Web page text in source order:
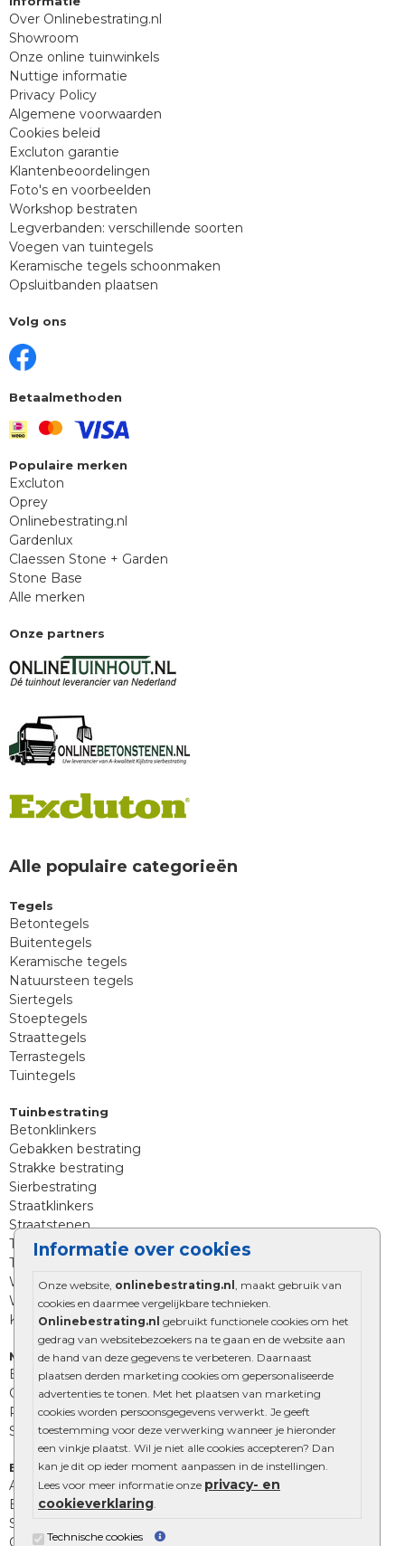
Informatie over cookies
Onze website, onlinebestrating.nl
, maakt gebruik van
cookies en daarmee vergelijkbare technieken.
Onlinebestrating.nl gebruikt functionele cookies om het
gedrag van websitebezoekers na te gaan en de website aan
de hand van deze gegevens te verbeteren. Daarnaast
plaatsen derden marketing cookies om gepersonaliseerde
advertenties te tonen. Met het plaatsen van marketing
cookies worden persoonsgegevens verwerkt. Je geeft
toestemming voor deze verwerking wanneer je hieronder
een vinkje plaatst. Wil je niet alle cookies accepteren? Dan
kan je dit op ieder moment aanpassen in de instellingen.
Lees voor meer informatie onze privacy- en
cookieverklaring
Technische cookies
Over Onlinebestrating.nl
Showroom
Onze online tuinwinkels
Nuttige informatie
Privacy Policy
Algemene voorwaarden
Cookies beleid
Excluton garantie
Klantenbeoordelingen
Foto's en voorbeelden
Workshop bestraten
Legverbanden: verschillende soorten
Voegen van tuintegels
Keramische tegels schoonmaken
Opsluitbanden plaatsen
Volg ons
Betaalmethoden
Populaire merken
Excluton
Oprey
Onlinebestrating.nl
Gardenlux
Claessen Stone + Garden
Stone Base
Alle merken
Onze partners
Alle populaire categorieën
Tegels
Betontegels
Buitentegels
Keramische tegels
Natuursteen tegels
Siertegels
Stoeptegels
Straattegels
Terrastegels
Tuintegels
Tuinbestrating
Betonklinkers
Gebakken bestrating
Strakke bestrating
Sierbestrating
Straatklinkers
Straatstenen
Trommelstenen
Tuinstenen
Waalformaat
Wildverband bestrating
Kingstones
Muurelementen
Betonbielzen
Opsluitbanden
Palissades
Stapelblokken
Extra benodigdheden
Afwatering en diversen
Beplantings en betonelementen
Split, grind en zand